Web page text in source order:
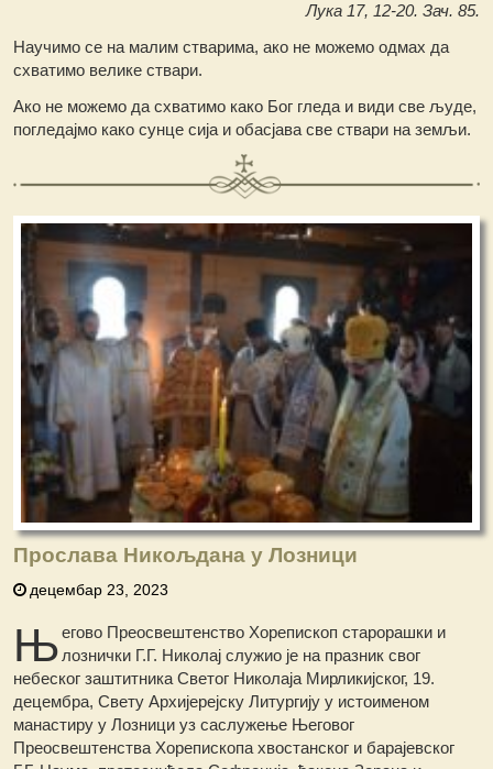
Лука 17, 12-20. Зач. 85.
Научимо се на малим стварима, ако не можемо одмах да
схватимо велике ствари.
Ако не можемо да схватимо како Бог гледа и види све људе,
погледајмо како сунце сија и обасјава све ствари на земљи.
Прослава Никољдана у Лозници
децембар 23, 2023
Његово Преосвештенство Хорепископ старорашки и
лознички Г.Г. Николај служио је на празник свог
небеског заштитника Светог Николаја Мирликијског, 19.
децембра, Свету Архијерејску Литургију у истоименом
манастиру у Лозници уз саслужење Његовог
Преосвештенства Хорепископа хвостанског и барајевског